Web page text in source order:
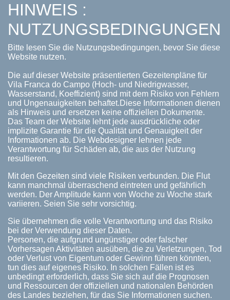
HINWEIS :
NUTZUNGSBEDINGUNGEN
Bitte lesen Sie die Nutzungsbedingungen, bevor Sie diese
Website nutzen.
Die auf dieser Website präsentierten Gezeitenpläne für
Vila Franca do Campo (Hoch- und Niedrigwasser,
Wasserstand, Koeffizient) sind mit dem Risiko von Fehlern
und Ungenauigkeiten behaftet.Diese Informationen dienen
als Hinweis und ersetzen keine offiziellen Dokumente.
Das Team der Website lehnt jede ausdrückliche oder
implizite Garantie für die Qualität und Genauigkeit der
Informationen ab. Die Webdesigner lehnen jede
Verantwortung für Schäden ab, die aus der Nutzung
resultieren.
Mit den Gezeiten sind viele Risiken verbunden. Die Flut
kann manchmal überraschend eintreten und gefährlich
werden. Der Amplitude kann von Woche zu Woche stark
variieren. Seien Sie sehr vorsichtig.
Sie übernehmen die volle Verantwortung und das Risiko
bei der Verwendung dieser Daten.
Personen, die aufgrund ungünstiger oder falscher
Vorhersagen Aktivitäten ausüben, die zu Verletzungen, Tod
oder Verlust von Eigentum oder Gewinn führen könnten,
tun dies auf eigenes Risiko. In solchen Fällen ist es
unbedingt erforderlich, dass Sie sich auf die Prognosen
und Ressourcen der offiziellen und nationalen Behörden
des Landes beziehen, für das Sie Informationen suchen.